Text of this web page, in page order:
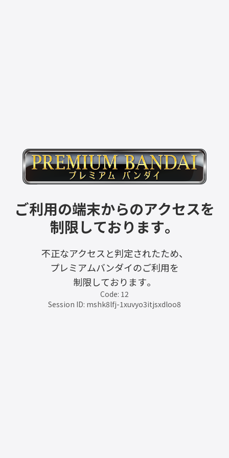
ご利用の端末からのアクセスを
制限しております。
不正なアクセスと判定されたため、
プレミアムバンダイのご利用を
制限しております。
Code: 12
Session ID: mshk8lfj-1xuvyo3itjsxdloo8